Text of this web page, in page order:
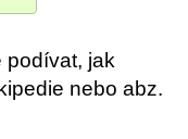
podívat, jak
nebo abz.